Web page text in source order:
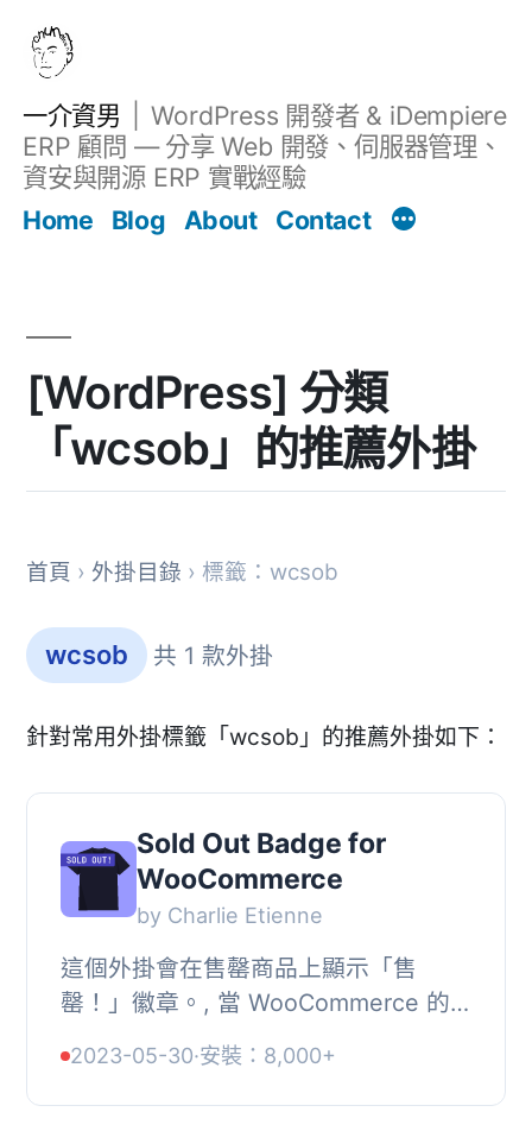
一介資男
WordPress 開發者 & iDempiere
ERP 顧問 — 分享 Web 開發、伺服器管理、
資安與開源 ERP 實戰經驗
Home
Blog About Contact
[WordPress] 分類
「wcsob」的推薦外掛
首頁 › 外掛目錄 › 標籤：wcsob
wcsob 共 1 款外掛
針對常用外掛標籤「wcsob」的推薦外掛如下：
Sold Out Badge for
WooCommerce
by Charlie Etienne
這個外掛會在售罄商品上顯示「售
罄！」徽章。, 當 WooCommerce 的
示一個徽章，上面顯示你所定義的文
本。, 這個外掛最初是...
2023-05-30·安裝：8,000+
文章